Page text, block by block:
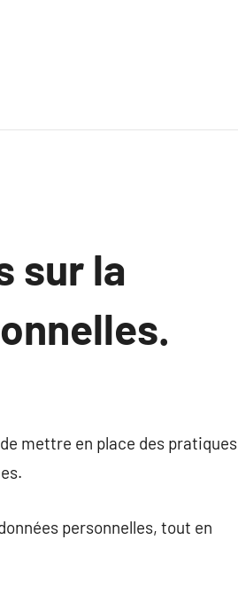
sur la
mettre en place des pratiques
personnelles, tout en